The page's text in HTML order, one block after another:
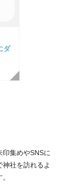
ダ
集めやSNSに
社を訪れるよ